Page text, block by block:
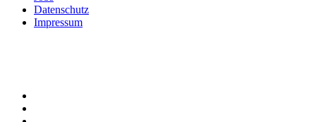
Datenschutz
Impressum